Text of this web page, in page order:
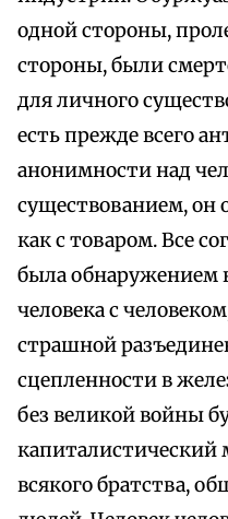
одной стороны,
стороны, были
для личного
есть прежде всего
анонимности над
существованием, он
как с товаром. Все
была обнаружением
человека с
страшной
сцепленности в
без великой войны
всякого братства,